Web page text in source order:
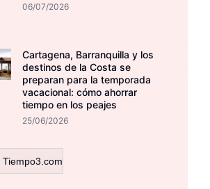
06/07/2026
Cartagena, Barranquilla y los
destinos de la Costa se
preparan para la temporada
vacacional: cómo ahorrar
tiempo en los peajes
25/06/2026
Tiempo3.com